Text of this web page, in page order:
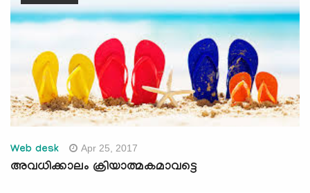
Web desk Apr 25, 2017
അവധിക്കാലം ക്രിയാത്മകമാവട്ടെ